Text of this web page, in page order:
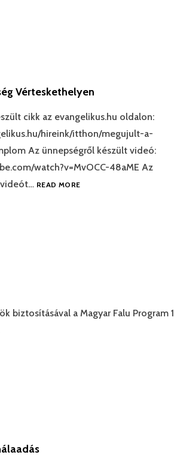
Vérteskethelyen
cikk az evangelikus.hu oldalon:
hireink/itthon/megujult-a-
Az ünnepségről készült videó:
watch?v=MvOCC-48aME Az
videót… READ MORE
biztosításával a Magyar Falu Program 1